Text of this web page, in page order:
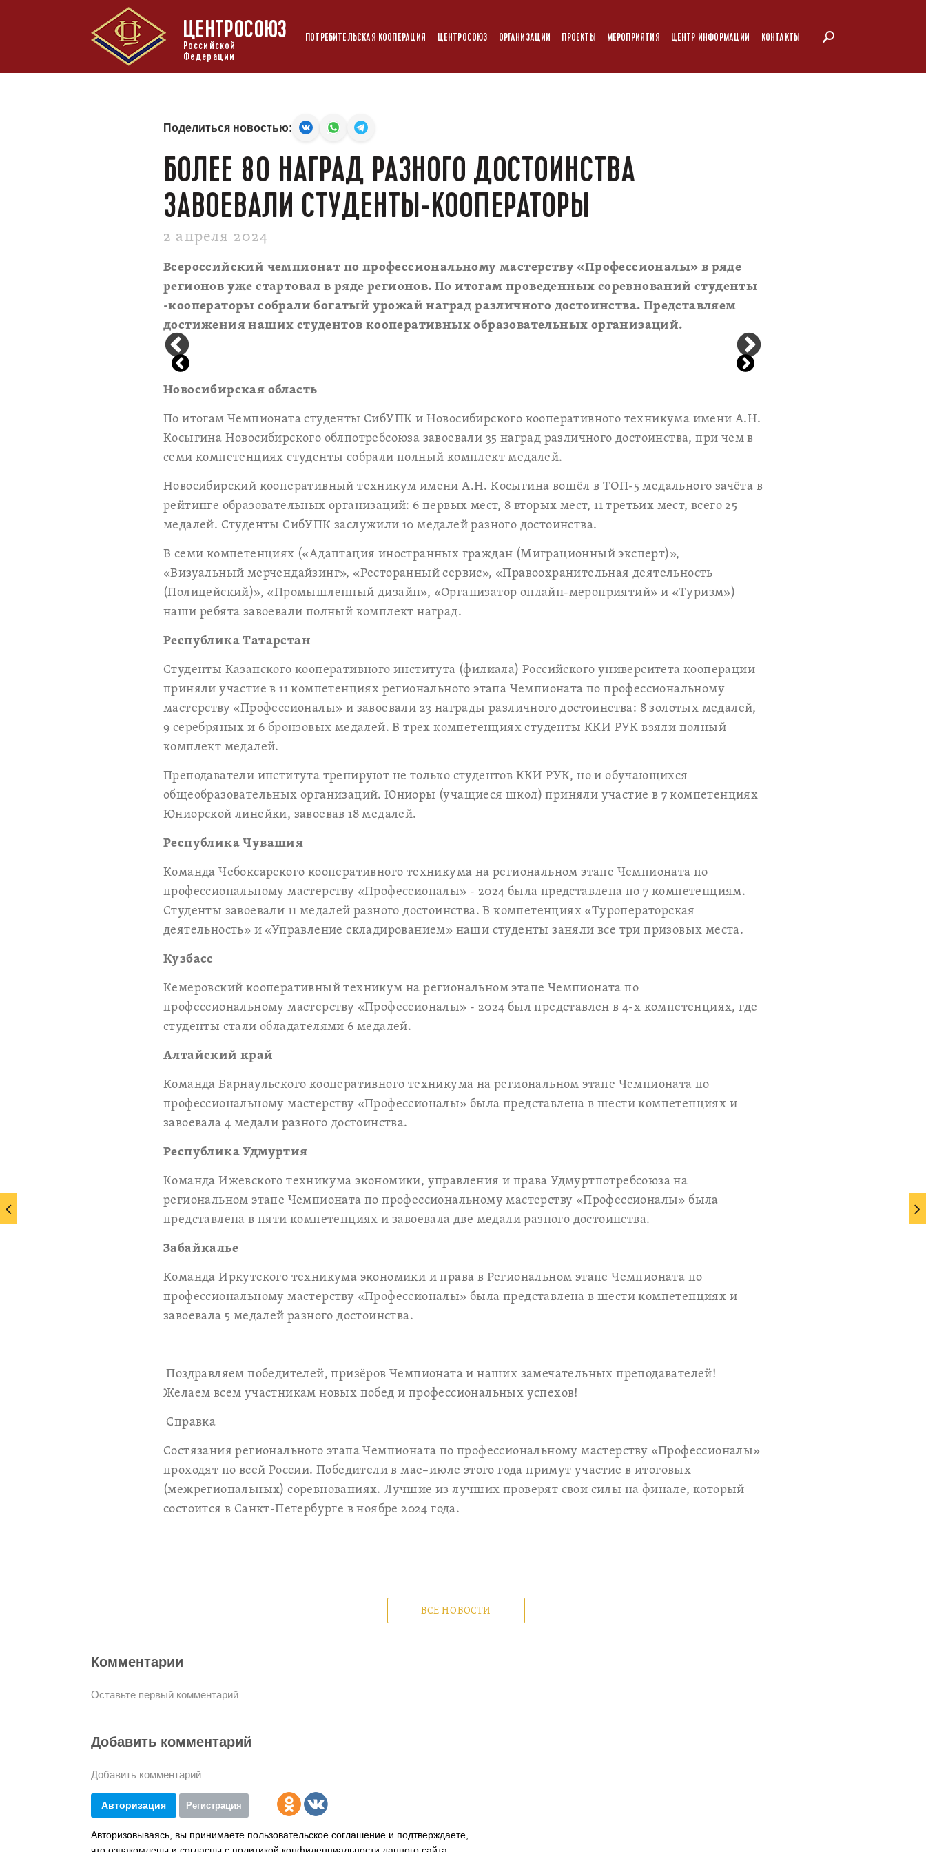
ЦЕНТРОСОЮЗ
Российской
Федерации
ПОТРЕБИТЕЛЬСКАЯ КООПЕРАЦИЯ ЦЕНТРОСОЮЗ ОРГАНИЗАЦИИ ПРОЕКТЫ МЕРОПРИЯТИЯ ЦЕНТР ИНФОРМАЦИИ КОНТАКТЫ
Поделиться новостью:
БОЛЕЕ 80 НАГРАД РАЗНОГО ДОСТОИНСТВА
ЗАВОЕВАЛИ СТУДЕНТЫ-КООПЕРАТОРЫ
2 апреля 2024
Всероссийский чемпионат по профессиональному мастерству «Профессионалы» в ряде
регионов уже стартовал в ряде регионов. По итогам проведенных соревнований студенты
-кооператоры собрали богатый урожай наград различного достоинства. Представляем
достижения наших студентов кооперативных образовательных организаций.
Новосибирская область
По итогам Чемпионата студенты СибУПК и Новосибирского кооперативного техникума имени А.Н.
Косыгина Новосибирского облпотребсоюза завоевали 35 наград различного достоинства, при чем в
семи компетенциях студенты собрали полный комплект медалей.
Новосибирский кооперативный техникум имени А.Н. Косыгина вошёл в ТОП-5 медального зачёта в
рейтинге образовательных организаций: 6 первых мест, 8 вторых мест, 11 третьих мест, всего 25
медалей. Студенты СибУПК заслужили 10 медалей разного достоинства.
В семи компетенциях («Адаптация иностранных граждан (Миграционный эксперт)»,
«Визуальный мерчендайзинг», «Ресторанный сервис», «Правоохранительная деятельность
(Полицейский)», «Промышленный дизайн», «Организатор онлайн-мероприятий» и «Туризм»)
наши ребята завоевали полный комплект наград.
Республика Татарстан
Студенты Казанского кооперативного института (филиала) Российского университета кооперации
приняли участие в 11 компетенциях регионального этапа Чемпионата по профессиональному
мастерству «Профессионалы» и завоевали 23 награды различного достоинства: 8 золотых медалей,
9 серебряных и 6 бронзовых медалей. В трех компетенциях студенты ККИ РУК взяли полный
комплект медалей.
Преподаватели института тренируют не только студентов ККИ РУК, но и обучающихся
общеобразовательных организаций. Юниоры (учащиеся школ) приняли участие в 7 компетенциях
Юниорской линейки, завоевав 18 медалей.
Республика Чувашия
Команда Чебоксарского кооперативного техникума на региональном этапе Чемпионата по
профессиональному мастерству «Профессионалы» - 2024 была представлена по 7 компетенциям.
Студенты завоевали 11 медалей разного достоинства. В компетенциях «Туроператорская
деятельность» и «Управление складированием» наши студенты заняли все три призовых места.
Кузбасс
Кемеровский кооперативный техникум на региональном этапе Чемпионата по
профессиональному мастерству «Профессионалы» - 2024 был представлен в 4-х компетенциях, где
студенты стали обладателями 6 медалей.
Алтайский край
Команда Барнаульского кооперативного техникума на региональном этапе Чемпионата по
профессиональному мастерству «Профессионалы» была представлена в шести компетенциях и
завоевала 4 медали разного достоинства.
Республика Удмуртия
Команда Ижевского техникума экономики, управления и права Удмуртпотребсоюза на
региональном этапе Чемпионата по профессиональному мастерству «Профессионалы» была
представлена в пяти компетенциях и завоевала две медали разного достоинства.
Забайкалье
Команда Иркутского техникума экономики и права в Региональном этапе Чемпионата по
профессиональному мастерству «Профессионалы» была представлена в шести компетенциях и
завоевала 5 медалей разного достоинства.
Поздравляем победителей, призёров Чемпионата и наших замечательных преподавателей!
Желаем всем участникам новых побед и профессиональных успехов!
Справка
Состязания регионального этапа Чемпионата по профессиональному мастерству «Профессионалы»
проходят по всей России. Победители в мае–июле этого года примут участие в итоговых
(межрегиональных) соревнованиях. Лучшие из лучших проверят свои силы на финале, который
состоится в Санкт-Петербурге в ноябре 2024 года.
ВСЕ НОВОСТИ
Комментарии
Оставьте первый комментарий
Добавить комментарий
Добавить комментарий
Авторизация Регистрация
Авторизовываясь, вы принимаете пользовательское соглашение и подтверждаете,